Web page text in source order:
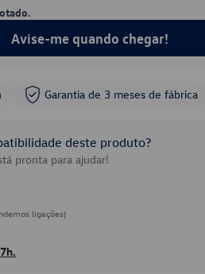
Avise-me quando chegar!
Garantia de 3 meses de fábrica
deste produto?
pronta para ajudar!
ligações)